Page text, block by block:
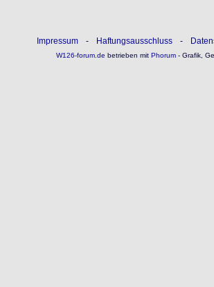
Impressum - Haftungsausschluss -
W126-forum.de betrieben mitPhorum- Grafik,